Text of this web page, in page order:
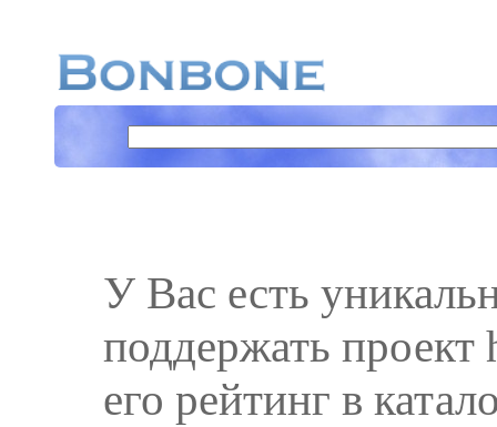
У Вас есть
поддержать
его рейтинг в